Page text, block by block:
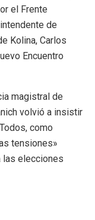
el Frente
de
Kolina, Carlos
Encuentro
magistral de
volvió a insistir
como
tensiones»
las elecciones